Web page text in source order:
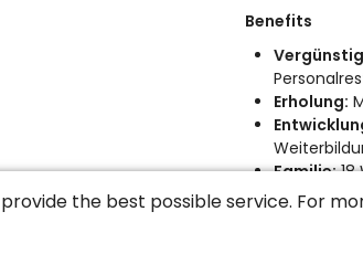
Benefits
Erholung:
Familie:18
the best possible service. For